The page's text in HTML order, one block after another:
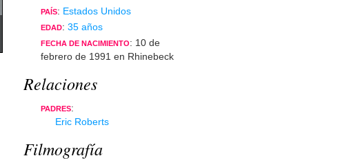
PAÍS: Estados Unidos
EDAD: 35 años
FECHA DE NACIMIENTO: 10 de
febrero de 1991 en Rhinebeck
Relaciones
PADRES:
Eric Roberts
Filmografía